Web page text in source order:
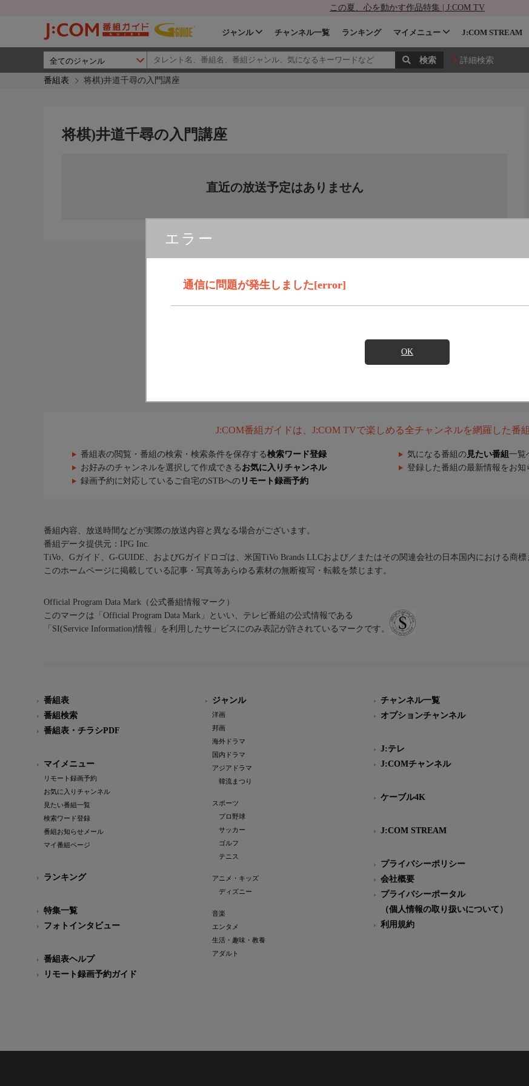
この夏、心を動かす作品特集 | J:COM TV
ジャンル チャンネル一覧 ランキング マイメニュー J:COM STREAM
詳細検索
番組表 将棋)井道千尋の入門講座
エラー
通信に問題が発生しました[error]
OK
将棋)井道千尋の入門講座
直近の放送予定はありません
J:COM番組ガイドは、J:COM TVで楽しめる全チャンネルを網羅した番
番組表の閲覧・番組の検索・検索条件を保存する検索ワード登録 気になる番組の 見たい番組 一覧
お好みのチャンネルを選択して作成できる お気に入りチャンネル 登録した番組の最新情報をお知
録画予約に対応しているご自宅のSTBへの リモート録画予約
番組内容、放送時間などが実際の放送内容と異なる場合がございます。
番組データ提供元：IPG Inc.
TiVo、Gガイド、G-GUIDE、およびGガイドロゴは、米国TiVo Brands LLCおよび／またはその関連会社の日本国内における商標
このホームページに掲載している記事・写真等あらゆる素材の無断複写・転載を禁じます。
Official Program Data Mark（公式番組情報マーク）
このマークは「Official Program Data Mark」といい、テレビ番組の公式情報である
「SI(Service Information)情報」を利用したサービスにのみ表記が許されているマークです。
番組表
番組検索
番組表・チラシPDF
マイメニュー
リモート録画予約
お気に入りチャンネル
見たい番組一覧
検索ワード登録
番組お知らせメール
マイ番組ページ
ランキング
特集一覧
フォトインタビュー
番組表ヘルプ
リモート録画予約ガイド
ジャンル
洋画
邦画
海外ドラマ
国内ドラマ
アジアドラマ
韓流まつり
スポーツ
プロ野球
サッカー
ゴルフ
テニス
アニメ・キッズ
ディズニー
音楽
エンタメ
生活・趣味・教養
アダルト
チャンネル一覧
オプションチャンネル
J:テレ
J:COMチャンネル
ケーブル4K
J:COM STREAM
プライバシーポリシー
会社概要
プライバシーポータル
（個人情報の取り扱いについて）
利用規約